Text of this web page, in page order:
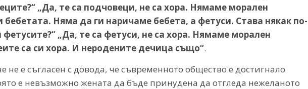
„Да, те са подчовеци, не са хора. Нямаме морален
Няма да ги наричаме бебета, а фетуси. Става някак по-
„Да, те са фетуси, не са хора. Нямаме морален
са си хора. И неродените дечица също“.
не е съгласен с довода, че съвременното общество е достигнало
е невъзможно жената да бъде принудена да отгледа нежеланото